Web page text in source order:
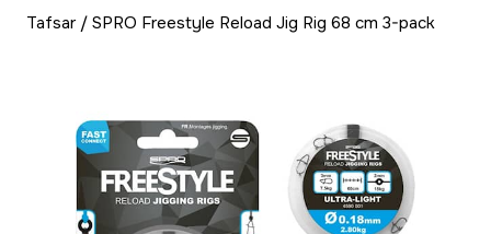
Tafsar/ SPRO Freestyle Reload Jig Rig 68 cm 3-pack